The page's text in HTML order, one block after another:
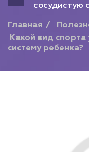
сосудистую
Главная
Какой вид
систему ребенка?